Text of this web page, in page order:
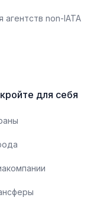
агентств non-IATA
для себя